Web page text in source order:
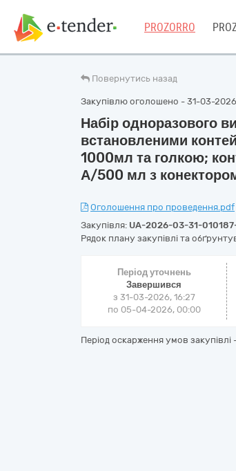
PROZORRO
Повернутись назад
Закупівлю оголошено - 31-03-
Набір одноразового
встановленими
1000мл та голкою;
А/500 мл з
Оголошення про проведення.pdf
Закупівля: UA-2026-03-31-
Рядок плану закупівлі та
Період уточнень
Завершився
з 31-03-2026, 16:27
по 05-04-2026, 00:00
Період оскарження умов закупівлі